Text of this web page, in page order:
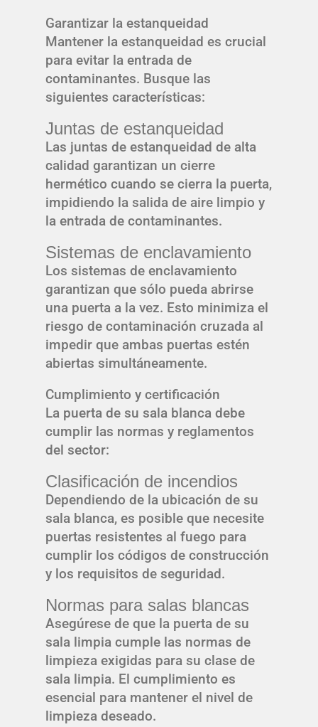
Garantizar la estanqueidad
Mantener la estanqueidad es crucial
para evitar la entrada de
contaminantes. Busque las
siguientes características:
Juntas de estanqueidad
Las juntas de estanqueidad de alta
calidad garantizan un cierre
hermético cuando se cierra la puerta,
impidiendo la salida de aire limpio y
la entrada de contaminantes.
Sistemas de enclavamiento
Los sistemas de enclavamiento
garantizan que sólo pueda abrirse
una puerta a la vez. Esto minimiza el
riesgo de contaminación cruzada al
impedir que ambas puertas estén
abiertas simultáneamente.
Cumplimiento y certificación
La puerta de su sala blanca debe
cumplir las normas y reglamentos
del sector:
Clasificación de incendios
Dependiendo de la ubicación de su
sala blanca, es posible que necesite
puertas resistentes al fuego para
cumplir los códigos de construcción
y los requisitos de seguridad.
Normas para salas blancas
Asegúrese de que la puerta de su
sala limpia cumple las normas de
limpieza exigidas para su clase de
sala limpia. El cumplimiento es
esencial para mantener el nivel de
limpieza deseado.